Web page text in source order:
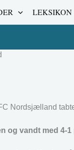
LEKSIKON
Nordsjælland
og vandt med 4-